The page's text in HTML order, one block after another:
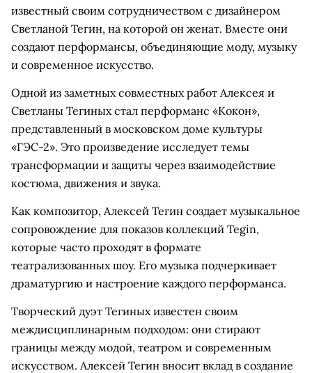
известный своим сотрудничеством с дизайнером
Светланой Тегин, на которой он женат. Вместе они
создают перформансы, объединяющие моду, музыку
и современное искусство.
Одной из заметных совместных работ Алексея и
Светланы Тегиных стал перформанс «Кокон»,
представленный в московском доме культуры
«ГЭС-2». Это произведение исследует темы
трансформации и защиты через взаимодействие
костюма, движения и звука.
Как композитор, Алексей Тегин создает музыкальное
сопровождение для показов коллекций Tegin,
которые часто проходят в формате
театрализованных шоу. Его музыка подчеркивает
драматургию и настроение каждого перформанса.
Творческий дуэт Тегиных известен своим
междисциплинарным подходом: они стирают
границы между модой, театром и современным
искусством. Алексей Тегин вносит вклад в создание